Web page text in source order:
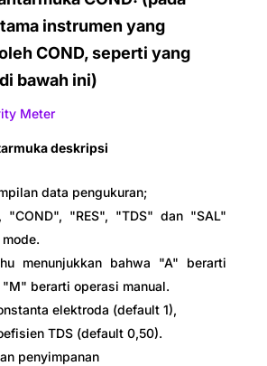
instrumen yang
COND, seperti yang
bawah ini)
deskripsi
data pengukuran;
"COND", "RES", "TDS" dan "SAL"
menunjukkan bahwa "A" berarti
berarti operasi manual.
elektroda (default 1),
TDS (default 0,50).
penyimpanan